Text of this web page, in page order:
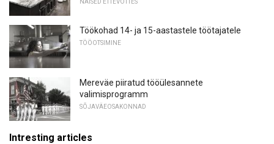
NAISED ETTEVÕTTES
Töökohad 14- ja 15-aastastele töötajatele
TÖÖOTSIMINE
Mereväe piiratud tööülesannete
valimisprogramm
SÕJAVÄEOSAKONNAD
Intresting articles